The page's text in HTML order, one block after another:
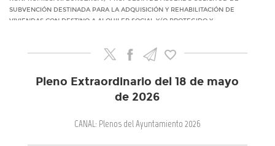
SUBVENCIÓN DESTINADA PARA LA ADQUISICIÓN Y REHABILITACIÓN DE
VIVIENDAS CON DESTINO A ALQUILER SOCIAL Y/O PROTEGIDO Y
AÑOS.
5. 2025eko LIKIDAZIO-KONTUAREN DAKZIOA/ DACCIÓN DE CUENTA
DE LIQUIDACIÓN 2025
Pleno Extraordinario del 18 de mayo
de 2026
CANAL: Plenos del Ayuntamiento 2026